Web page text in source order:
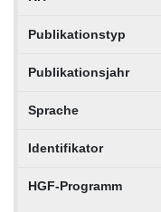
Publikationstyp
Publikationsjahr
Sprache
Identifikator
HGF-Programm